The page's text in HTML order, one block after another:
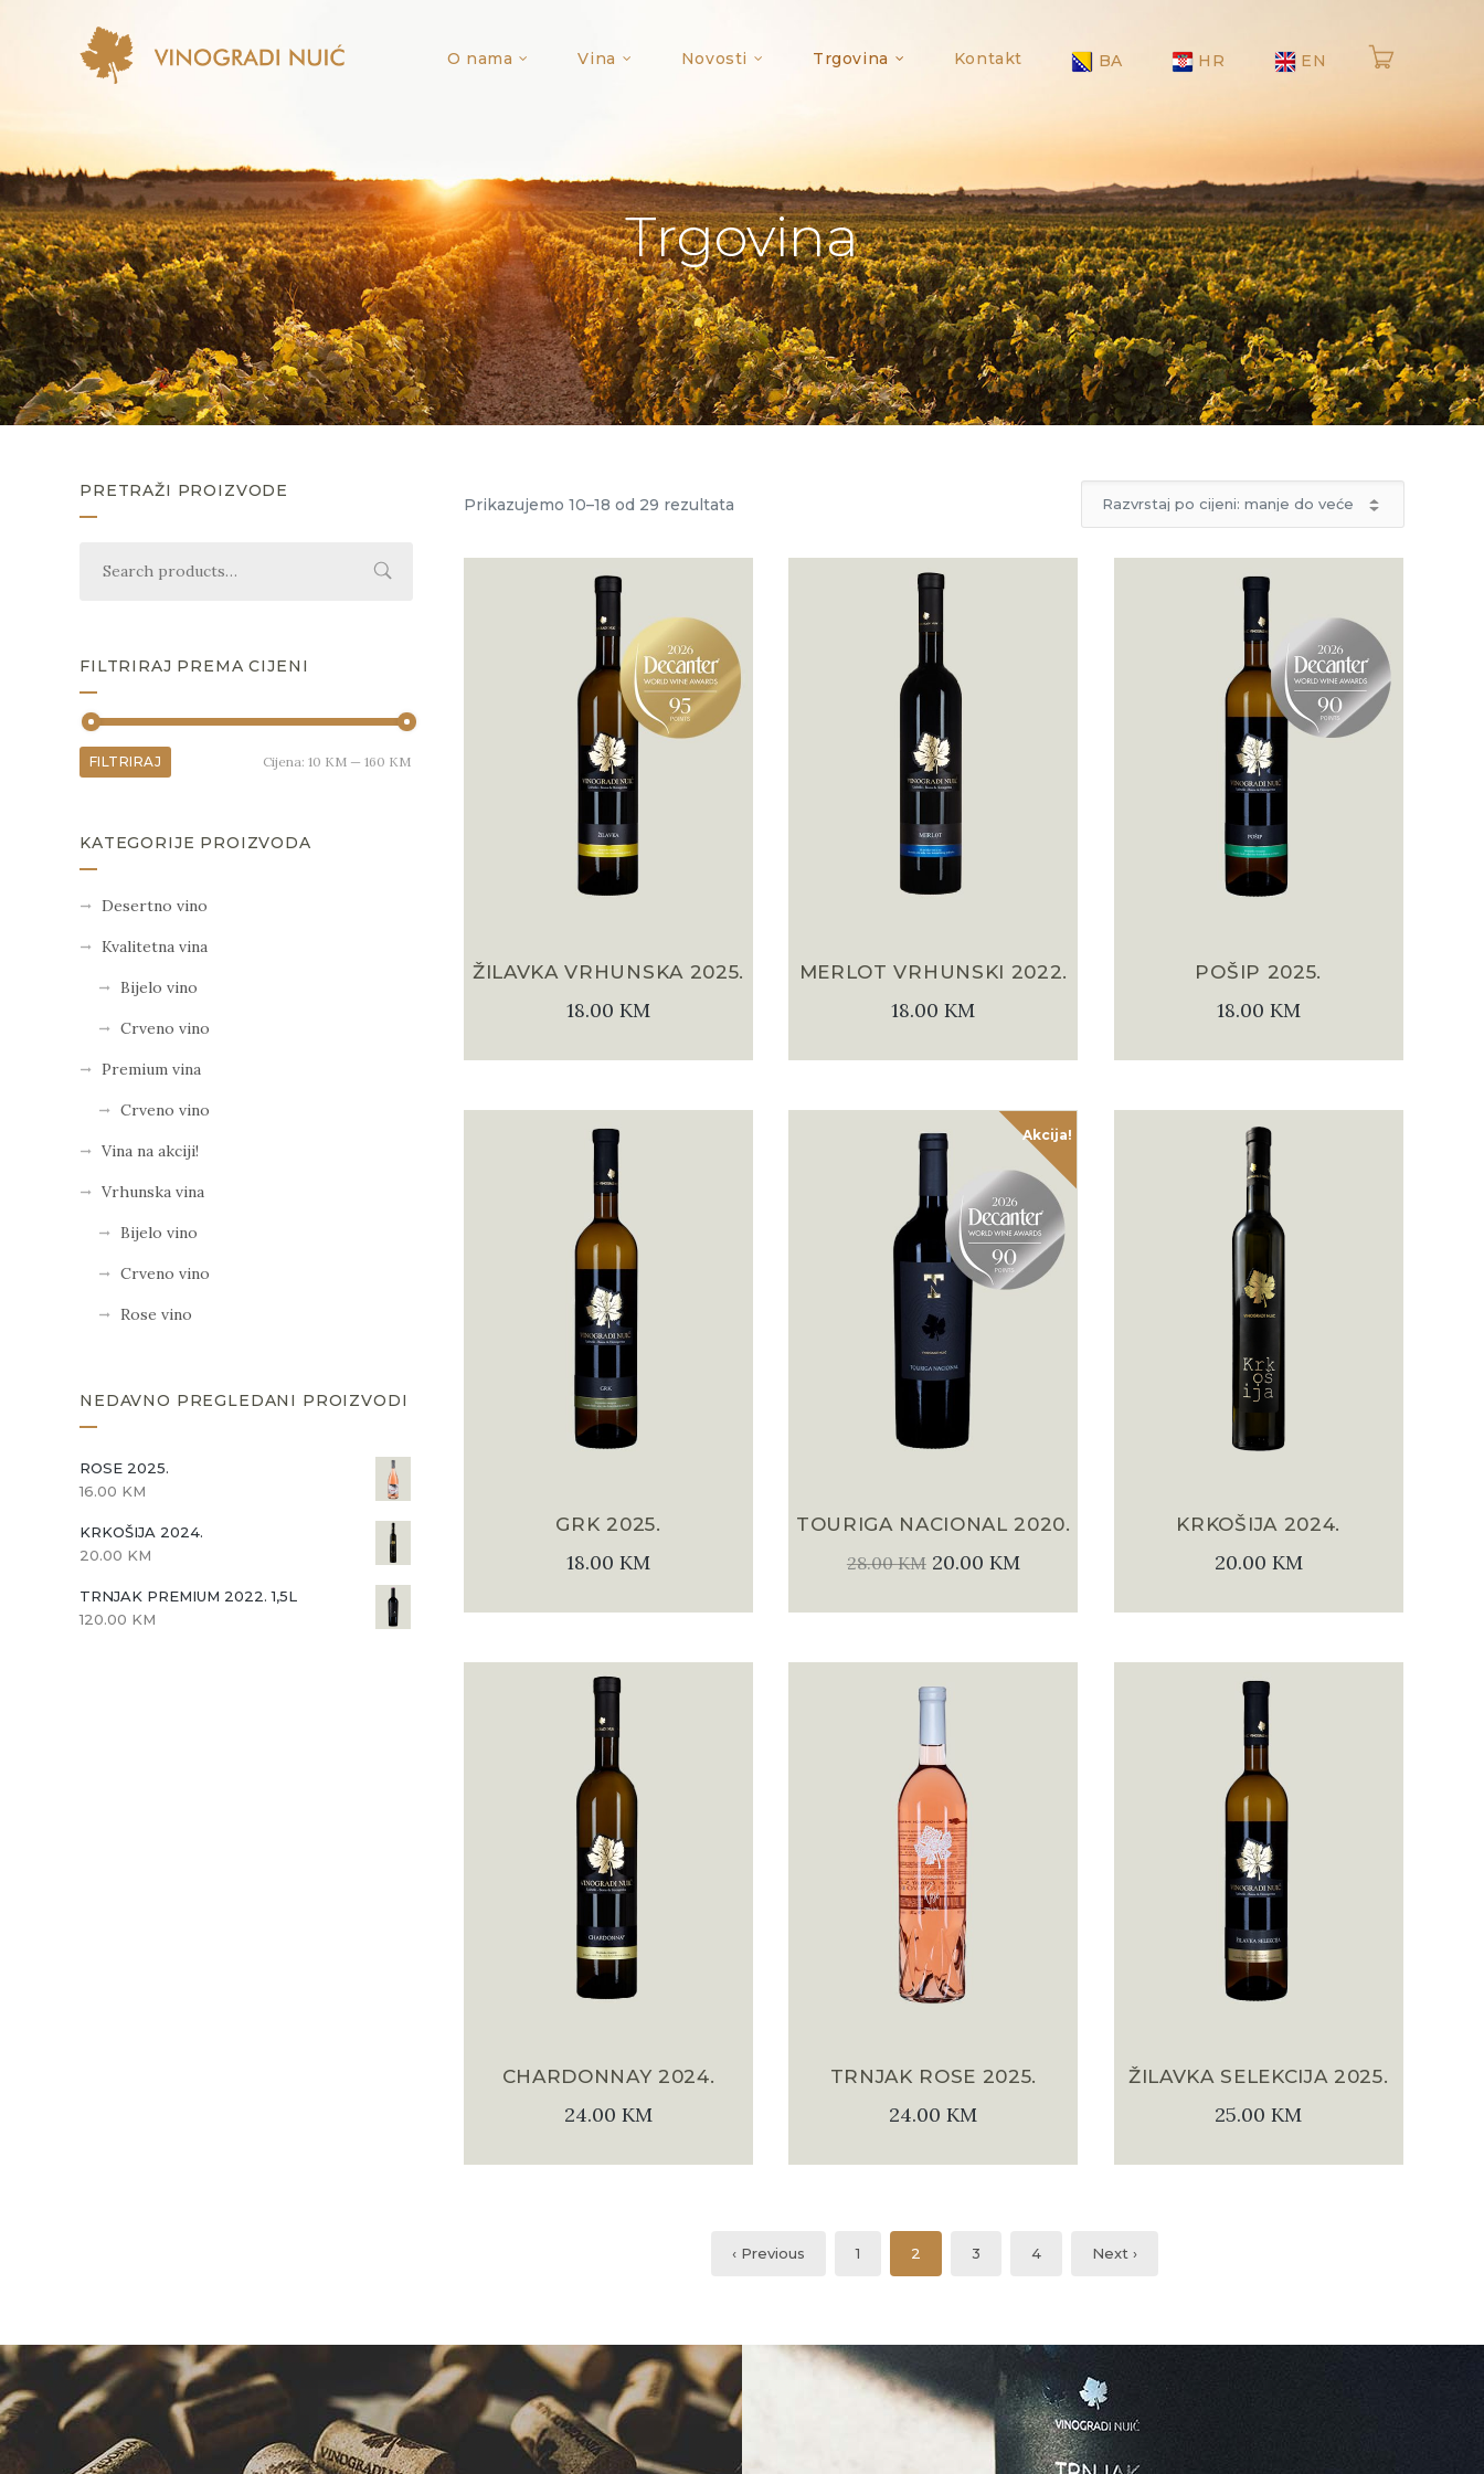
O nama Vina Novosti Trgovina Kontakt BA HR EN
Trgovina
Prikazujemo 10–18 od 29 rezultata
ŽILAVKA VRHUNSKA 2025.
18.00 KM
MERLOT VRHUNSKI 2022.
18.00KM
POŠIP 2025.
18.00 KM
GRK 2025.
18.00 KM
Akcija!
TOURIGA NACIONAL 2020.
28.00KM 20.00 KM
KRKOŠIJA 2024.
20.00 KM
CHARDONNAY 2024.
24.00 KM
TRNJAK ROSE 2025.
24.00KM
ŽILAVKA SELEKCIJA 2025.
25.00KM
‹ Previous 1 2 3 4 Next ›
PRETRAŽI PROIZVODE
FILTRIRAJ PREMA CIJENI
FILTRIRAJ Cijena: 10 KM — 160 KM
KATEGORIJE PROIZVODA
Desertno vino
Kvalitetna vina
Bijelo vino
Crveno vino
Premium vina
Crveno vino
Vina na akciji!
Vrhunska vina
Bijelo vino
Crveno vino
Rose vino
NEDAVNO PREGLEDANI PROIZVODI
ROSE 2025.
16.00 KM
KRKOŠIJA 2024.
20.00 KM
TRNJAK PREMIUM 2022. 1,5L
120.00 KM